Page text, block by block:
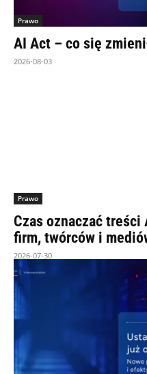
Prawo
AI Act – co się
2026-08-03
Prawo
Czas oznaczać
firm, twórców i
2026-07-30